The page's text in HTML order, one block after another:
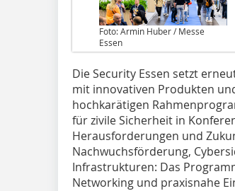
Foto: Armin Huber / Messe
Essen
Die Security Essen setzt
mit innovativen Produkten
hochkarätigen
für zivile Sicherheit in
Herausforderungen und
Nachwuchsförderung,
Infrastrukturen: Das
Networking und praxisnahe